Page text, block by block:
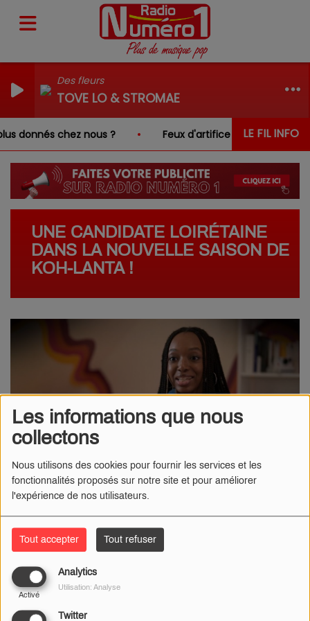
Les informations que nous
collectons
Nous utilisons des cookies pour fournir les services et les
fonctionnalités proposés sur notre site et pour améliorer
l'expérience de nos utilisateurs.
Tout accepter Tout refuser
Analytics
Activé
Utilisation: Analyse
Twitter
Des fleurs
TOVE LO & STROMAE
LE FIL INFO
donnés chez nous ? Feux d'artifice interdits dans le
UNE CANDIDATE LOIRÉTAINE
DANS LA NOUVELLE SAISON DE
KOH-LANTA !
Radio Numéro 1
- Andréa, 24 ans et habitante du Loiret,
dès le 25 février. Intitulée
l’émission regroupe 24 candidats répartis en quatre
équipes selon leur région. L’étudiante rejoindra celle du